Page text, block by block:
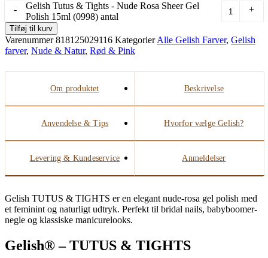
-
Gelish Tutus & Tights - Nude Rosa Sheer Gel
Polish 15ml (0998) antal
+
Tilføj til kurv
Varenummer818125029116 Kategorier Alle Gelish Farver, Gelish
farver, Nude & Natur, Rød & Pink
Om produktet Beskrivelse
Anvendelse & Tips Hvorfor vælge Gelish?
Levering & Kundeservice Anmeldelser
Gelish TUTUS & TIGHTS er en elegant nude-rosa gel polish med
et feminint og naturligt udtryk. Perfekt til bridal nails, babyboomer-
negle og klassiske manicurelooks.
Gelish® – TUTUS & TIGHTS